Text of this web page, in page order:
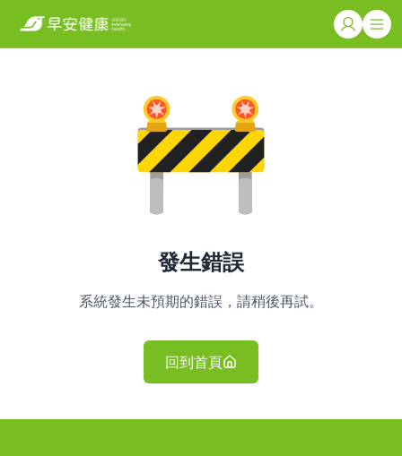
發生錯誤
系統發生未預期的錯誤，請稍後再試。
回到首頁